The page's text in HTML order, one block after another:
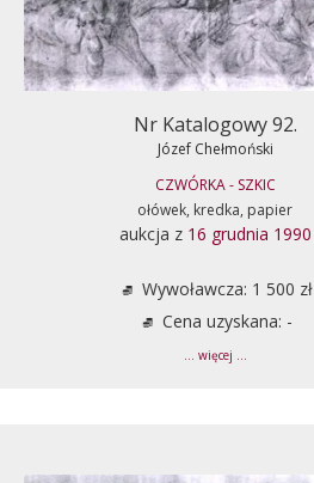
Nr Katalogowy 92.
Józef Chełmoński
CZWÓRKA - SZKIC
ołówek, kredka, papier
aukcja z 16 grudnia 1990
Wywoławcza: 1 500 zł
Cena uzyskana: -
... więcej ...